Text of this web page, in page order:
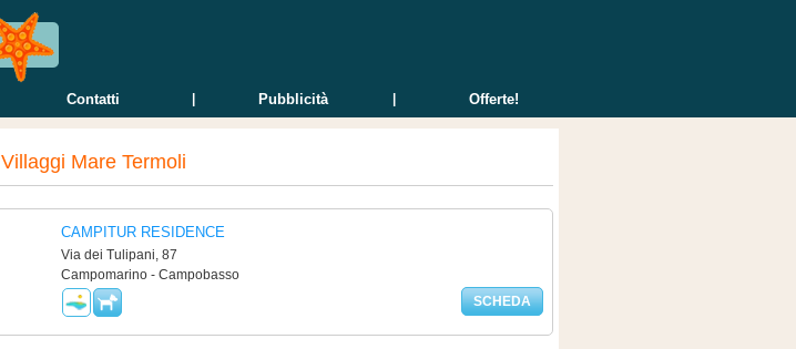
Contatti Pubblicità Offerte!
Villaggi Mare Termoli
CAMPITUR RESIDENCE
Via dei Tulipani, 87
Campomarino - Campobasso
SCHEDA